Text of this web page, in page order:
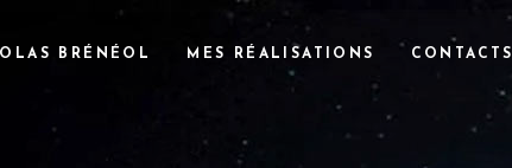
BRÉNÉOL MES RÉALISATIONS CONTACTS